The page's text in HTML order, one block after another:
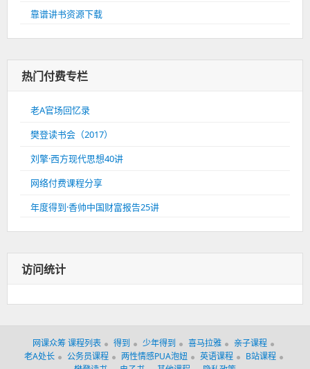
靠谱讲书资源下载
热门付费专栏
老A官场回忆录
樊登读书会（2017）
刘擎·西方现代思想40讲
网络付费课程分享
年度得到·香帅中国财富报告25讲
访问统计
网课众筹 课程列表 得到 少年得到 喜马拉雅
亲子课程
老A处长
公务员课程 两性情感PUA泡妞 英语课程
B站课程